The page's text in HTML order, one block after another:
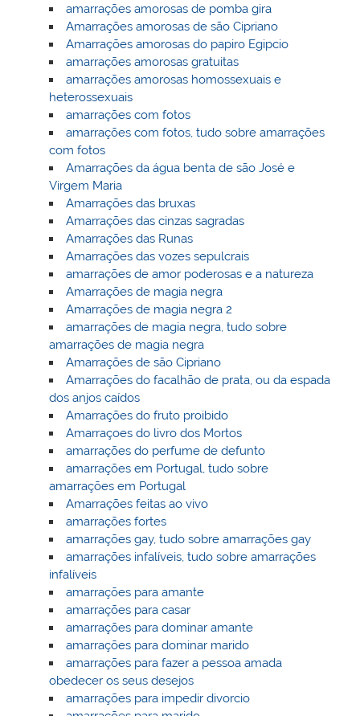
amarrações amorosas de pomba gira
Amarrações amorosas de são Cipriano
Amarrações amorosas do papiro Egipcio
amarrações amorosas gratuitas
amarrações amorosas homossexuais e
heterossexuais
amarrações com fotos
amarrações com fotos, tudo sobre amarrações
com fotos
Amarrações da água benta de são José e
Virgem Maria
Amarrações das bruxas
Amarrações das cinzas sagradas
Amarrações das Runas
Amarrações das vozes sepulcrais
amarrações de amor poderosas e a natureza
Amarrações de magia negra
Amarrações de magia negra 2
amarrações de magia negra, tudo sobre
amarrações de magia negra
Amarrações de são Cipriano
Amarrações do facalhão de prata, ou da espada
dos anjos caídos
Amarrações do fruto proibido
Amarraçoes do livro dos Mortos
amarrações do perfume de defunto
amarrações em Portugal, tudo sobre
amarrações em Portugal
Amarrações feitas ao vivo
amarrações fortes
amarrações gay, tudo sobre amarrações gay
amarrações infalíveis, tudo sobre amarrações
infalíveis
amarrações para amante
amarrações para casar
amarrações para dominar amante
amarrações para dominar marido
amarrações para fazer a pessoa amada
obedecer os seus desejos
amarrações para impedir divorcio